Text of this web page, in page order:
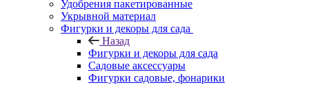
Удобрения пакетированные
Укрывной материал
Фигурки и декоры для сада
Назад
Фигурки и декоры для сада
Садовые аксессуары
Фигурки садовые, фонарики